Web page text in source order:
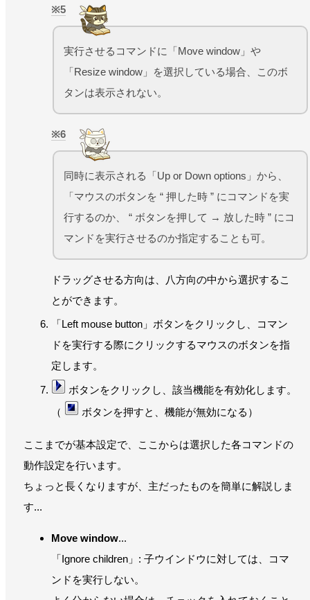
5
実行させるコマンドに「Move window」や
「Resize window」を選択している場合、このボ
タンは表示されない。
6
同時に表示される「Up or Down options」から、
「マウスのボタンを “ 押した時 ” にコマンドを実
行するのか、 “ ボタンを押して → 放した時 ” にコ
マンドを実行させるのか指定することも可。
ドラッグさせる方向は、八方向の中から選択するこ
とができます。
「Left mouse button」ボタンをクリックし、コマン
ドを実行する際にクリックするマウスのボタンを指
定します。
ボタンをクリックし、該当機能を有効化します。
（
ボタンを押すと、機能が無効になる）
ここまでが基本設定で、ここからは選択した各コマンドの
動作設定を行います。
ちょっと長くなりますが、主だったものを簡単に解説しま
す...
Move window...
「Ignore children」: 子ウインドウに対しては、コマ
ンドを実行しない。